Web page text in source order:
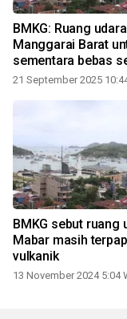
BMKG: Ruang udara
Manggarai Barat
sementara bebas
abu vulkanik
21 September 2025
BMKG sebut ruang
Mabar masih
vulkanik
13 November 2024 5:04